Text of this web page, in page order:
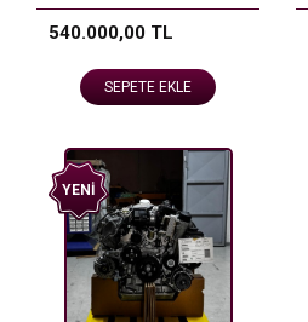
540.000,00 TL
SEPETE EKLE
YENI